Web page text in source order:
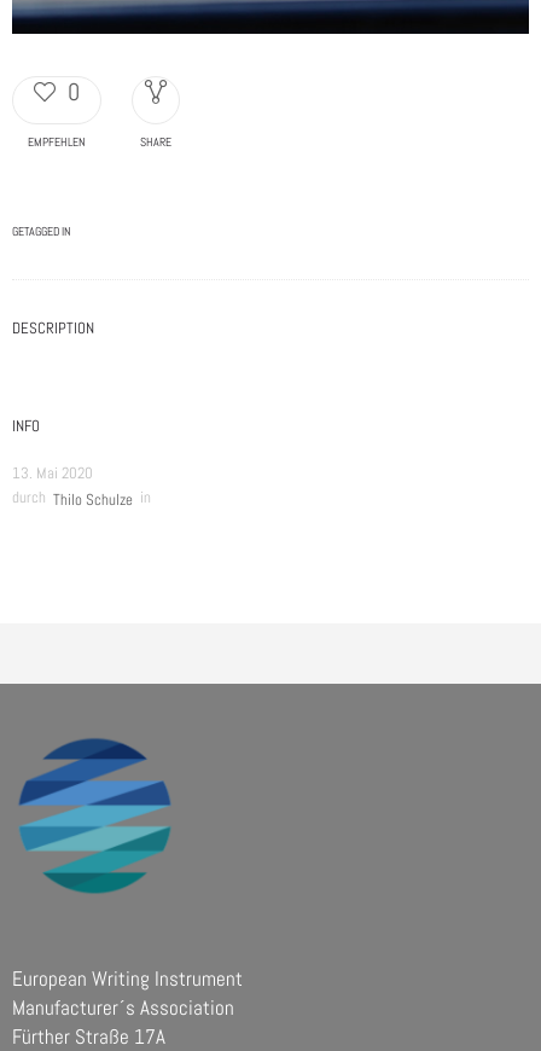
0
EMPFEHLEN SHARE
GETAGGED IN
DESCRIPTION
INFO
13. Mai 2020
durch Thilo Schulze in
European Writing Instrument
Manufacturer´s Association
Fürther Straße 17A